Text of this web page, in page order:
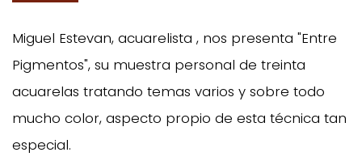
Miguel Estevan, acuarelista , nos presenta "Entre
Pigmentos", su muestra personal de treinta
acuarelas tratando temas varios y sobre todo
mucho color, aspecto propio de esta técnica tan
especial.